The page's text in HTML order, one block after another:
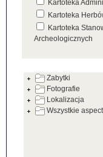
Kartoteka
Kartoteka
Kartoteka
Archeologicznych
Zabytki
Fotografie
Lokalizacja
Wszystkie